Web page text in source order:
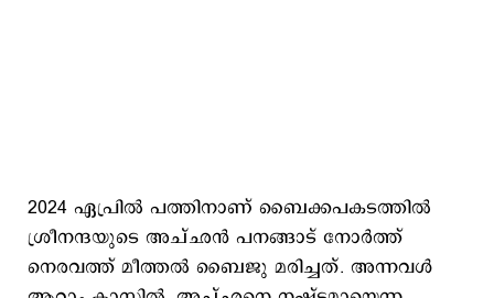
2024 ഏപ്രില്‍ പത്തിനാണ് ബൈക്കപകടത്തില്‍
ശ്രീനന്ദയുടെ അച്ഛന്‍ പനങ്ങാട് നോര്‍ത്ത്
നെരവത്ത് മീത്തല്‍ ബൈജു മരിച്ചത്. അന്നവള്‍